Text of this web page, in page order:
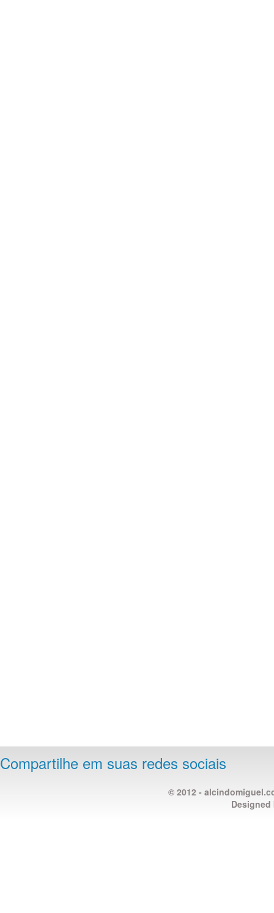
Compartilhe em suas redes sociais
© 2012 -